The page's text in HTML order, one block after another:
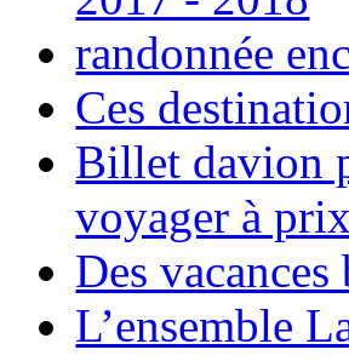
randonnée
Ces
Billet davion
voyager à
Des
L’ensemble